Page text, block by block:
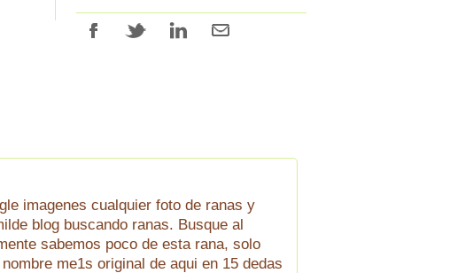
imagenes cualquier foto de ranas y
blog buscando ranas. Busque al
sabemos poco de esta rana, solo
me1s original de aqui en 15 dedas